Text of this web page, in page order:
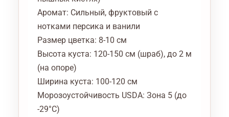
Аромат: Сильный, фруктовый с
нотками персика и ванили
Размер цветка: 8-10 см
Высота куста: 120-150 см (шраб), до 2 м
(на опоре)
Ширина куста: 100-120 см
Морозоустойчивость USDA: Зона 5 (до
-29°C)